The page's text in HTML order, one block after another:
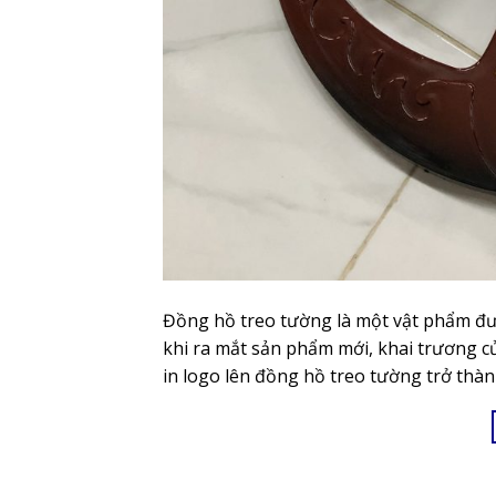
Đồng hồ treo tường là một vật phẩm
khi ra mắt sản phẩm mới, khai trương
in logo lên đồng hồ treo tường trở